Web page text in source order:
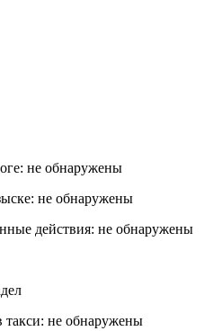
не обнаружены
не обнаружены
действия: не обнаружены
такси: не обнаружены